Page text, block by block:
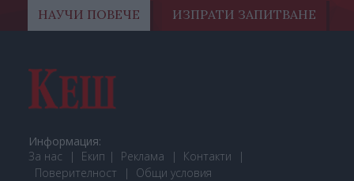
НАУЧИ ПОВЕЧЕ ИЗПРАТИ ЗАПИТВАНЕ
Информация:
За нас
Екип Реклама
Контакти
Поверителност
Общи условия